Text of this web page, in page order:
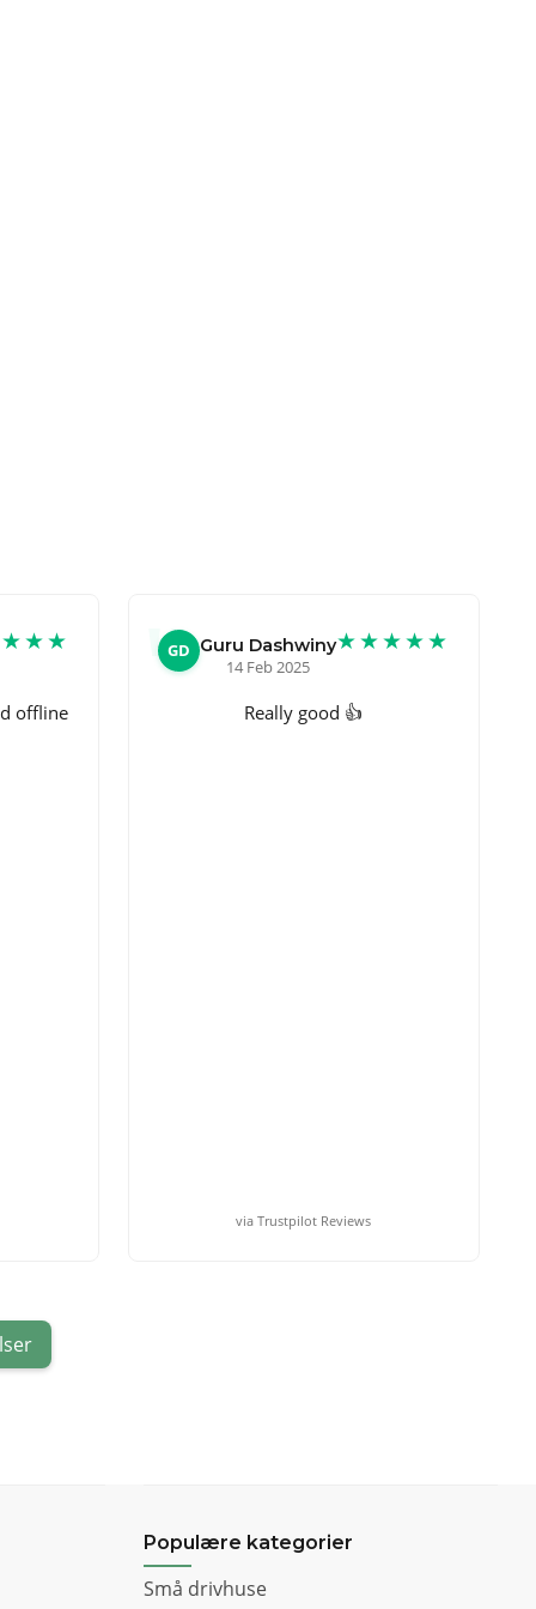
offline
GD Guru Dashwiny
14 Feb 2025
★★★★★
Really good 👍
via Trustpilot Reviews
Populære kategorier
Små drivhuse